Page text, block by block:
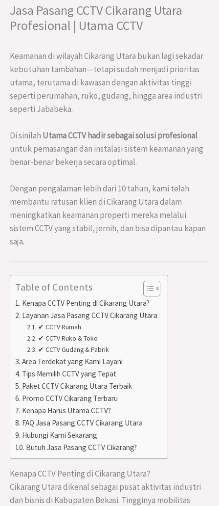
Jasa Pasang CCTV Cikarang Utara
Profesional | Utama CCTV
Keamanan di wilayah Cikarang Utara bukan lagi sekadar
kebutuhan tambahan—tetapi sudah menjadi prioritas
utama, terutama di kawasan dengan aktivitas tinggi
seperti perumahan, ruko, gudang, hingga area industri
seperti Jababeka.
Di sinilah Utama CCTV hadir sebagai solusi profesional
untuk pemasangan dan instalasi sistem keamanan yang
benar-benar bekerja secara optimal.
Dengan pengalaman lebih dari 10 tahun, kami telah
membantu ratusan klien di Cikarang Utara dalam
meningkatkan keamanan properti mereka melalui
sistem CCTV yang stabil, jernih, dan bisa dipantau kapan
saja.
Table of Contents
Kenapa CCTV Penting di Cikarang Utara?
Layanan Jasa Pasang CCTV Cikarang Utara
✔ CCTV Rumah
✔ CCTV Ruko & Toko
✔ CCTV Gudang & Pabrik
Area Terdekat yang Kami Layani
Tips Memilih CCTV yang Tepat
Paket CCTV Cikarang Utara Terbaik
Promo CCTV Cikarang Terbaru
Kenapa Harus Utama CCTV?
FAQ Jasa Pasang CCTV Cikarang Utara
Hubungi Kami Sekarang
Butuh Jasa Pasang CCTV Cikarang?
Kenapa CCTV Penting di Cikarang Utara?
Cikarang Utara dikenal sebagai pusat aktivitas industri
dan bisnis di Kabupaten Bekasi. Tingginya mobilitas